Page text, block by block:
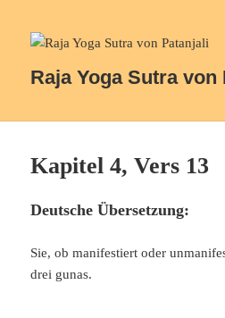
Raja Yoga Sutra von
Kapitel 4, Vers 13
Deutsche Übersetzung:
Sie, ob manifestiert oder
drei gunas.